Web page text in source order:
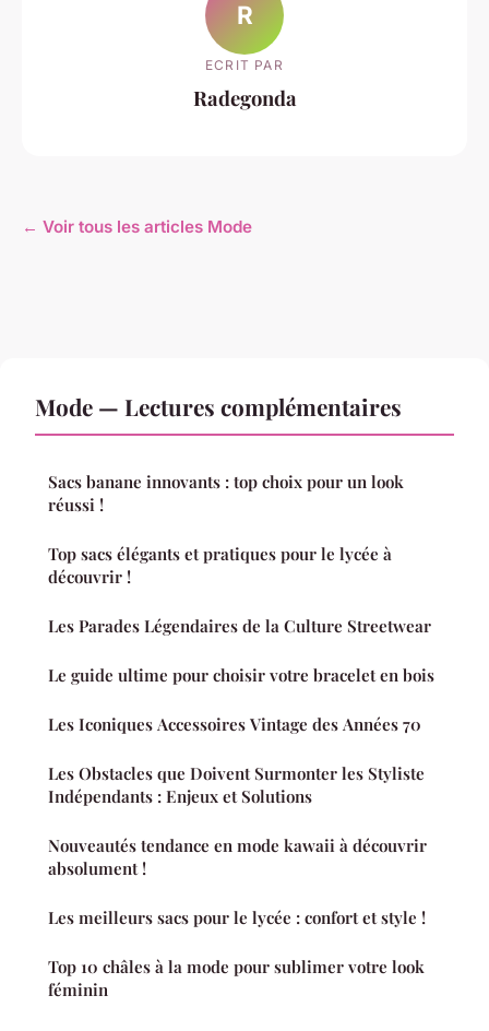
R
ECRIT PAR
Radegonda
← Voir tous les articles Mode
Mode — Lectures complémentaires
Sacs banane innovants : top choix pour un look
réussi !
Top sacs élégants et pratiques pour le lycée à
découvrir !
Les Parades Légendaires de la Culture Streetwear
Le guide ultime pour choisir votre bracelet en bois
Les Iconiques Accessoires Vintage des Années 70
Les Obstacles que Doivent Surmonter les Styliste
Indépendants : Enjeux et Solutions
Nouveautés tendance en mode kawaii à découvrir
absolument !
Les meilleurs sacs pour le lycée : confort et style !
Top 10 châles à la mode pour sublimer votre look
féminin